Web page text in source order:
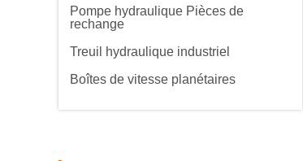
Pompe hydraulique Pièces de
rechange
Treuil hydraulique industriel
Boîtes de vitesse planétaires